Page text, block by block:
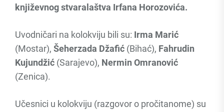
književnog stvaralaštva Irfana Horozovića.
Uvodničari na kolokviju bili su: Irma Marić
(Mostar), Šeherzada Džafić (Bihać), Fahrudin
Kujundžić (Sarajevo), Nermin Omranović
(Zenica).
Učesnici u kolokviju (razgovor o pročitanome) su